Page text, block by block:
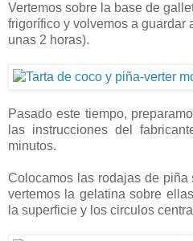
Vertemos sobre la base de
frigorífico y volvemos a guardar
unas 2 horas).
Pasado este tiempo,
las instrucciones del
minutos.
Colocamos las rodajas de
vertemos la gelatina sobre
la superficie y los circulos